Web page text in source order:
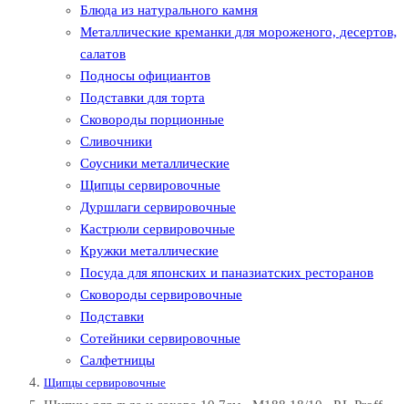
Блюда из натурального камня
Металлические креманки для мороженого, десертов,
салатов
Подносы официантов
Подставки для торта
Сковороды порционные
Сливочники
Соусники металлические
Щипцы сервировочные
Дуршлаги сервировочные
Кастрюли сервировочные
Кружки металлические
Посуда для японских и паназиатских ресторанов
Сковороды сервировочные
Подставки
Сотейники сервировочные
Салфетницы
Щипцы сервировочные